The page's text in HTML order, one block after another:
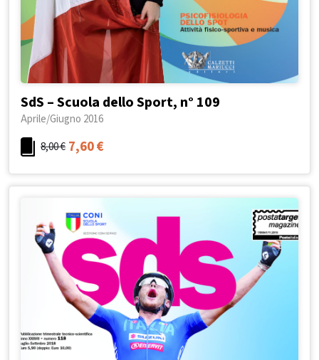
SdS – Scuola dello Sport, n° 109
Aprile/Giugno 2016
8,00€ 7,60€